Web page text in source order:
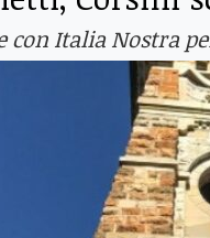
con Italia Nostra